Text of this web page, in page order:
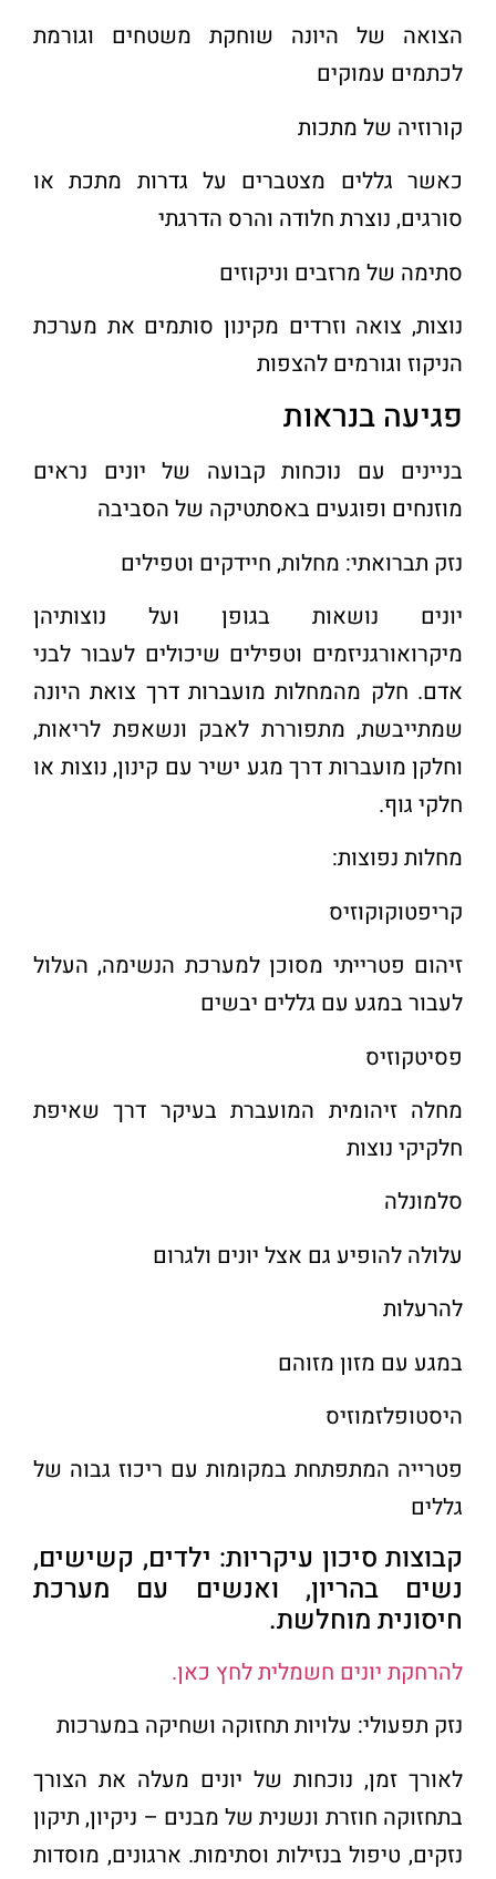
הצואה של היונה שוחקת משטחים וגורמת
לכתמים עמוקים
קורוזיה של מתכות
כאשר גללים מצטברים על גדרות מתכת או
סורגים, נוצרת חלודה והרס הדרגתי
סתימה של מרזבים וניקוזים
נוצות, צואה וזרדים מקינון סותמים את מערכת
הניקוז וגורמים להצפות
פגיעה בנראות
בניינים עם נוכחות קבועה של יונים נראים
מוזנחים ופוגעים באסתטיקה של הסביבה
נזק תברואתי: מחלות, חיידקים וטפילים
יונים נושאות בגופן ועל נוצותיהן
מיקרואורגניזמים וטפילים שיכולים לעבור לבני
אדם. חלק מהמחלות מועברות דרך צואת היונה
שמתייבשת, מתפוררת לאבק ונשאפת לריאות,
וחלקן מועברות דרך מגע ישיר עם קינון, נוצות או
חלקי גוף.
מחלות נפוצות:
קריפטוקוקוזיס
זיהום פטרייתי מסוכן למערכת הנשימה, העלול
לעבור במגע עם גללים יבשים
פסיטקוזיס
מחלה זיהומית המועברת בעיקר דרך שאיפת
חלקיקי נוצות
סלמונלה
עלולה להופיע גם אצל יונים ולגרום
להרעלות
במגע עם מזון מזוהם
היסטופלזמוזיס
פטרייה המתפתחת במקומות עם ריכוז גבוה של
גללים
קבוצות סיכון עיקריות: ילדים, קשישים,
נשים בהריון, ואנשים עם מערכת
חיסונית מוחלשת.
להרחקת יונים חשמלית לחץ כאן.
נזק תפעולי: עלויות תחזוקה ושחיקה במערכות
לאורך זמן, נוכחות של יונים מעלה את הצורך
בתחזוקה חוזרת ונשנית של מבנים – ניקיון, תיקון
נזקים, טיפול בנזילות וסתימות. ארגונים, מוסדות